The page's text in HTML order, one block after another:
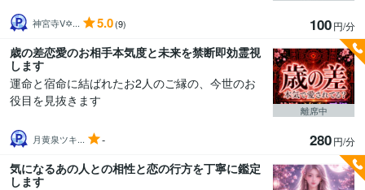
神宮寺V✡... 5.0(9) 100円/分
歳の差恋愛のお相手本気度と未来を禁断即効霊視
します
運命と宿命に結ばれたお2人のご縁の、今世のお
役目を見抜きます
月黄泉ツキ... - 280円/分
離席中
気になるあの人との相性と恋の行方を丁寧に鑑定
します